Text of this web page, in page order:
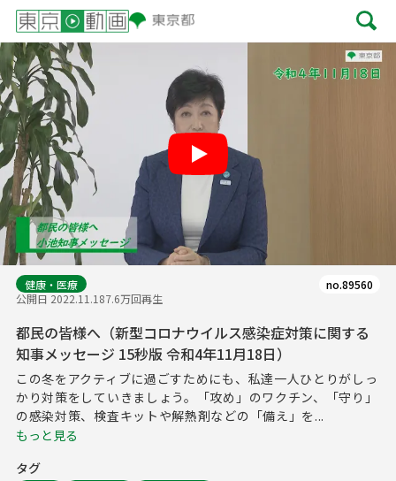
Play
健康・医療
公開日 2022.11.187.6万回再生
no.89560
都民の皆様へ（新型コロナウイルス感染症対策に関する
知事メッセージ 15秒版 令和4年11月18日）
この冬をアクティブに過ごすためにも、私達一人ひとりがしっ
かり対策をしていきましょう。「攻め」のワクチン、「守り」
の感染対策、検査キットや解熱剤などの「備え」を...
もっと見る
タグ